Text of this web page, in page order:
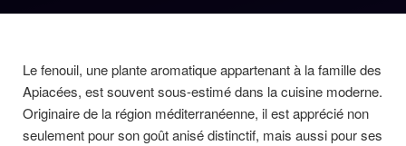
Le fenouil, une plante aromatique appartenant à la famille des
Apiacées, est souvent sous-estimé dans la cuisine moderne.
Originaire de la région méditerranéenne, il est apprécié non
seulement pour son goût anisé distinctif, mais aussi pour ses